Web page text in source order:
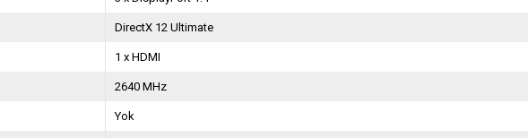
DirectX 12 Ultimate
1 x HDMI
2640 MHz
Yok